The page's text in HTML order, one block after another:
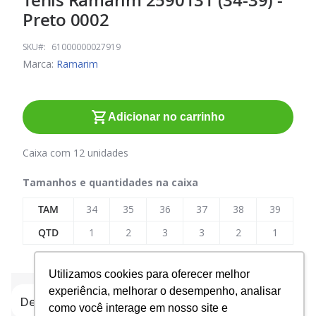
Utilizamos cookies para oferecer melhor
experiência, melhorar o desempenho, analisar
como você interage em nosso site e
para
o
início
da
imagens
Preto 0002
SKU 61000000027919
Marca: Ramarim
Adicionar no carrinho
Caixa com 12 unidades
Tamanhos e quantidades na caixa
TAM
34 35 36 37 38
39
QTD
1 2 3 3 2 1
Detalhes do produto